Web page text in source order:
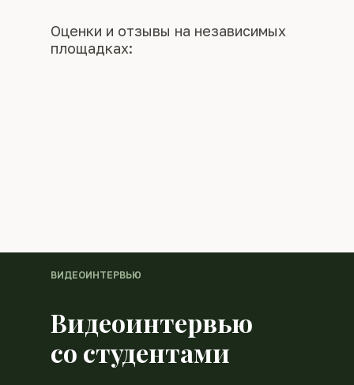
Оценки и отзывы на независимых
площадках:
Видеоинтервью
со студентами
ВИДЕОИНТЕРВЬЮ